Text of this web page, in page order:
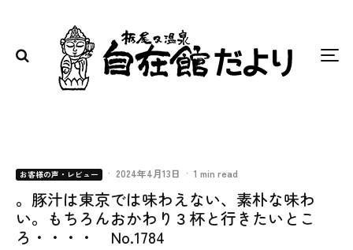
お客様の声・レビュー · 2024年4月13日 · 1 min read
。豚汁は東京では味わえない、素朴な味わ
い。もちろんおかわり３杯と行きたいとこ
ろ・・・・ No.1784